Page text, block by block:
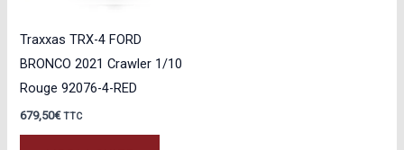
Traxxas TRX-4 FORD
BRONCO 2021 Crawler 1/10
Rouge 92076-4-RED
679,50€ TTC